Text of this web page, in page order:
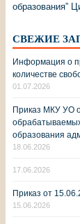
образования”
СВЕЖИЕ
Информация о
количестве
01.07.2026
Приказ МКУ УО
образования
18.06.2026
17.06.2026
Приказ от
15.06.2026